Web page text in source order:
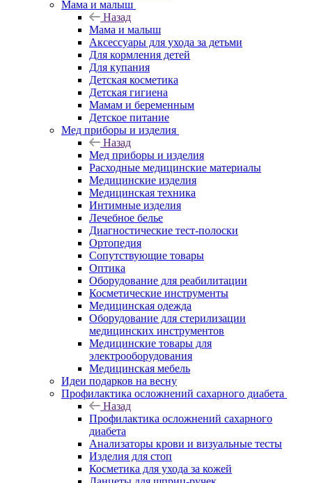
Мама и малыш
Назад
Мама и малыш
Аксессуары для ухода за детьми
Для кормления детей
Для купания
Детская косметика
Детская гигиена
Мамам и беременным
Детское питание
Мед приборы и изделия
Назад
Мед приборы и изделия
Расходные медицинские материалы
Медицинские изделия
Медицинская техника
Интимные изделия
Лечебное белье
Диагностические тест-полоски
Ортопедия
Сопутствующие товары
Оптика
Оборудование для реабилитации
Косметические инструменты
Медицинская одежда
Оборудование для стерилизации
медицинских инструментов
Медицинские товары для
электрооборудования
Медицинская мебель
Идеи подарков на весну
Профилактика осложнений сахарного диабета
Назад
Профилактика осложнений сахарного
диабета
Анализаторы крови и визуальные тесты
Изделия для стоп
Косметика для ухода за кожей